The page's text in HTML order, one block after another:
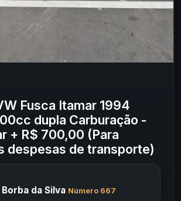
Fusca Itamar 1994
dupla Carburação -
+ R$ 700,00 (Para
despesas de transporte)
da Silva Número 667